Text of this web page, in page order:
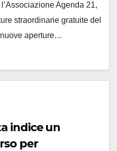
Agenda 21,
straordinarie gratuite del
aperture…
indice un
per